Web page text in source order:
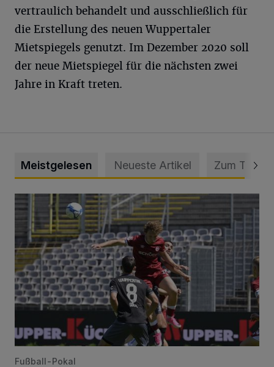
vertraulich behandelt und ausschließlich für
die Erstellung des neuen Wuppertaler
Mietspiegels genutzt. Im Dezember 2020 soll
der neue Mietspiegel für die nächsten zwei
Jahre in Kraft treten.
Meistgelesen Neueste Artikel Zum Thema
WSV: Übertragung im Barmer Bahnhof und klare Ansage
Fußball-Pokal